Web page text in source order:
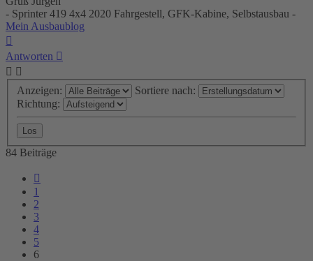
- Sprinter 419 4x4 2020 Fahrgestell, GFK-Kabine, Selbstausbau -
Mein Ausbaublog
Antworten
Anzeigen:
Sortiere nach:
Richtung:
84 Beiträge
1
2
3
4
5
6